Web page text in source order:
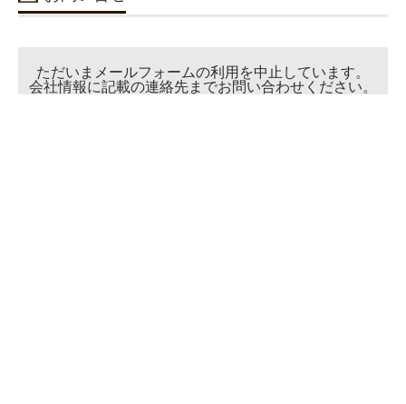
ただいまメールフォームの利用を中止しています。
会社情報に記載の連絡先までお問い合わせください。